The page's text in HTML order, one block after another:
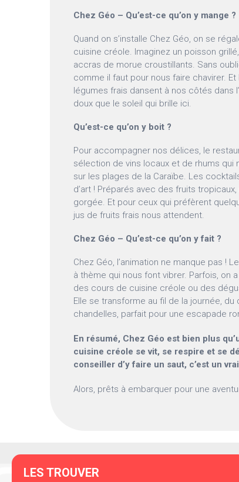
Chez Géo – Qu’est-ce qu’on y mange ?
Quand on s’installe Chez Géo, on se
cuisine créole. Imaginez un poisson
accras de morue croustillants. Sans
comme il faut pour nous faire chavirer.
légumes frais dansent à nos côtés dans
doux que le soleil qui brille ici.
Qu’est-ce qu’on y boit ?
Pour accompagner nos délices, le
sélection de vins locaux et de rhums
sur les plages de la Caraïbe. Les
d’art ! Préparés avec des fruits
gorgée. Et pour ceux qui préfèrent
jus de fruits frais nous attendent.
Chez Géo – Qu’est-ce qu’on y fait ?
Chez Géo, l’animation ne manque pas !
à thème qui nous font vibrer. Parfois, on
des cours de cuisine créole ou des
Elle se transforme au fil de la journée,
chandelles, parfait pour une escapade
En résumé, Chez Géo est bien plus
cuisine créole se vit, se respire et se
conseiller d’y faire un saut, c’est un
Alors, prêts à embarquer pour une
LES TROUVER